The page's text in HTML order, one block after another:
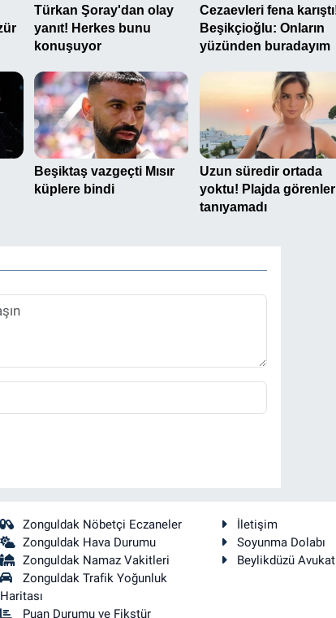
Zonguldak Nöbetçi Eczaneler
Zonguldak Hava Durumu
Zonguldak Namaz Vakitleri
Zonguldak Trafik Yoğunluk
Haritası
Puan Durumu ve Fikstür
İletişim
Soyunma Dolabı
Beylikdüzü Avukat